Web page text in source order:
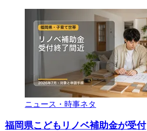
ニュース・時事ネタ
福岡県こどもリノベ補助金が受付